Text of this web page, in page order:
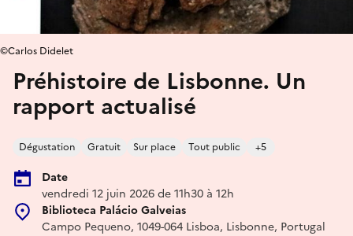
Préhistoire de Lisbonne. Un
rapport actualisé
Dégustation Gratuit Sur place Tout public +5
Date
vendredi 12 juin 2026 de 11h30 à 12h
Biblioteca Palácio Galveias
Campo Pequeno, 1049-064 Lisboa, Lisbonne, Portugal
©Carlos Didelet